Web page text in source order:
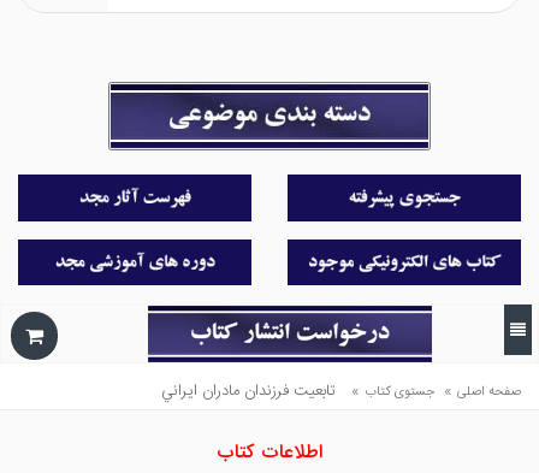
صفحه اصلی » جستوی کتاب » تابعيت فرزندان مادران ايراني
اطلاعات کتاب